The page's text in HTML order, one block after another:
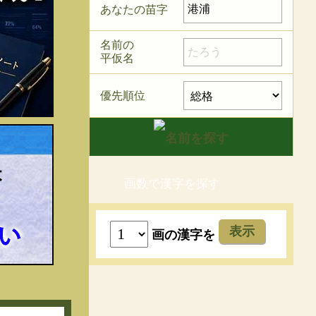
あなたの苗字
名前の
平仮名
優先順位
画数で漢字を探す
画の漢字を 表示